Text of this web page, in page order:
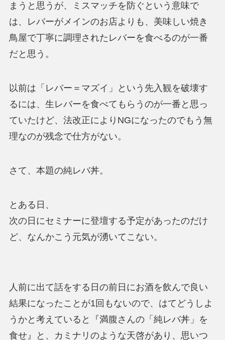
まうと思うが、ミスマッチを防ぐという意味で
は、レバーがメインのお店よりも、美味しい焼き
鳥屋で丁寧に調理されたレバーを食べるのが一番
だと思う。
以前は「レバー＝マズイ」という先入観を破壊す
るには、生レバーを食べてもらうのが一番と思っ
ていたけど、法改正によりNGになったのでもう無
理なのが残念で仕方がない。
さて、本題の純レバ丼。
とある日、
次の日にセミナーに登壇する予定があったのだけ
ど、なんかこう元気が湧いてこない。
人前に出て話をする日の前日にお酒を飲んで良い
結果になったことが1回もないので、はてどうしよ
うかと考えていると『満腹さんの「純レバ丼」を
食せ』と、カミナリのような天啓があり、思いつ